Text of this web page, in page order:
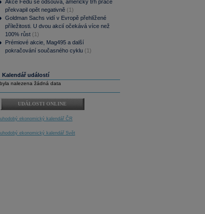
Akce Fedu se odsouvá, americký trh práce
překvapil opět negativně (1)
Goldman Sachs vidí v Evropě přehlížené
příležitosti. U dvou akcií očekává více než
100% růst (1)
Prémiové akcie, Mag495 a další
pokračování současného cyklu (1)
Kalendář událostí
nalezena žádná data
UDÁLOSTI ONLINE
ekonomický kalendář ČR
ekonomický kalendář Svět